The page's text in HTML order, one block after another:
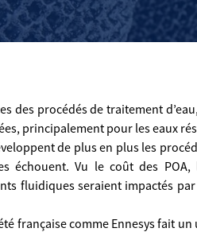
des procédés de traitement
principalement pour les eaux
de plus en plus les
échouent. Vu le coût des
fluidiques seraient impactés
française comme Ennesys fait